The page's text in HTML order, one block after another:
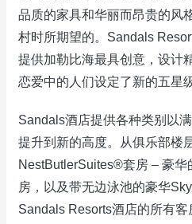
品质的家具和华丽而昂贵的风
村时所期望的。Sandals
提供加勒比海最具创意，设计
恋爱中的人们设定了新的五星
Sandals酒店提供各种类别以
提升到新的高度。从俱乐部楼
NestButlerSuites®套房 – 豪华
房，以及带无边泳池的豪华
Sandals Resorts酒店的所有客